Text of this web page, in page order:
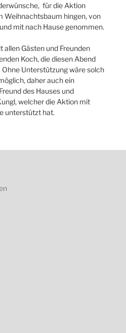
für die Aktion
Weihnachtsbaum hingen, von
mit nach Hause genommen.
allen Gästen und Freunden
Koch, die diesen Abend
Unterstützung wäre solch
daher auch ein
des Hauses und
welcher die Aktion mit
unterstützt hat.